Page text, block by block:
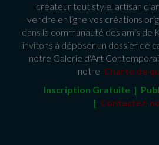
créateur tout style, artisan
vendre en ligne vos créations
dans la communauté des amis de
invitons à déposer un dossier de
notre Galerie d'Art
notre Charte de
Inscription Gratuite |
| Contactez-